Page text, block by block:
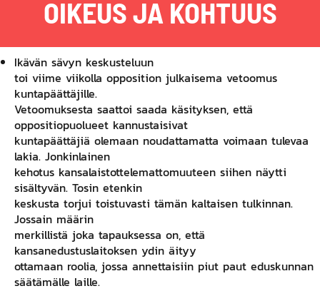
Haku:
OIKEUS JA KOHTUUS
Ikävän sävyn keskusteluun
toi viime viikolla opposition julkaisema vetoomus
kuntapäättäjille.
Vetoomuksesta saattoi saada käsityksen, että
oppositiopuolueet kannustaisivat
kuntapäättäjiä olemaan noudattamatta voimaan tulevaa
lakia. Jonkinlainen
kehotus kansalaistottelemattomuuteen siihen näytti
sisältyvän. Tosin etenkin
keskusta torjui toistuvasti tämän kaltaisen tulkinnan.
Jossain määrin
merkillistä joka tapauksessa on, että
kansanedustuslaitoksen ydin äityy
ottamaan roolia, jossa annettaisiin piut paut eduskunnan
säätämälle laille.